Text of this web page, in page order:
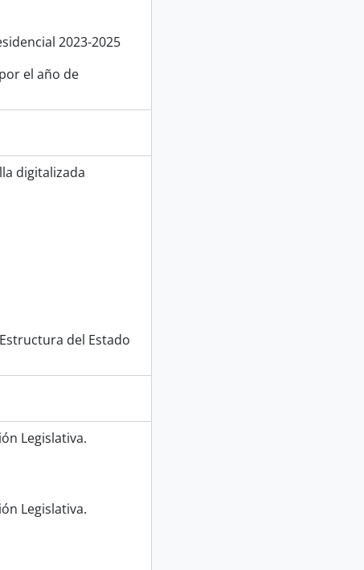
2023-2025
el año de
digitalizada
del Estado
Legislativa.
Legislativa.